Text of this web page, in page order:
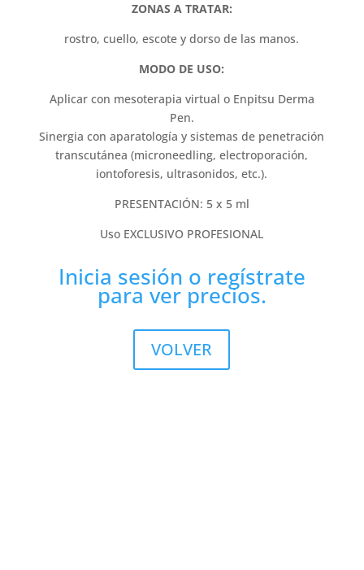
ZONAS A TRATAR:
rostro, cuello, escote y dorso de las manos.
MODO DE USO:
Aplicar con mesoterapia virtual o Enpitsu Derma
Pen.
Sinergia con aparatología y sistemas de penetración
transcutánea (microneedling, electroporación,
iontoforesis, ultrasonidos, etc.).
PRESENTACIÓN: 5 x 5 ml
Uso EXCLUSIVO PROFESIONAL
Inicia sesión o regístrate
para ver precios.
VOLVER